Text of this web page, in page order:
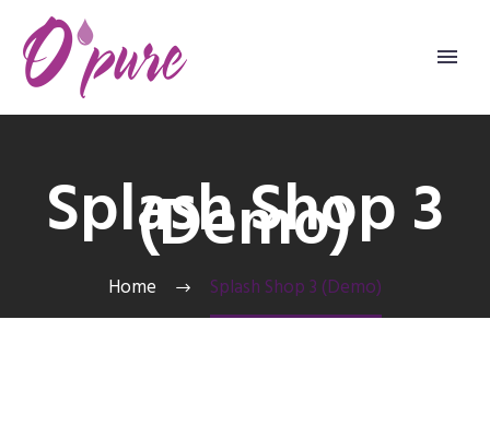
Splash Shop 3
(Demo)
Home Splash Shop 3 (Demo)